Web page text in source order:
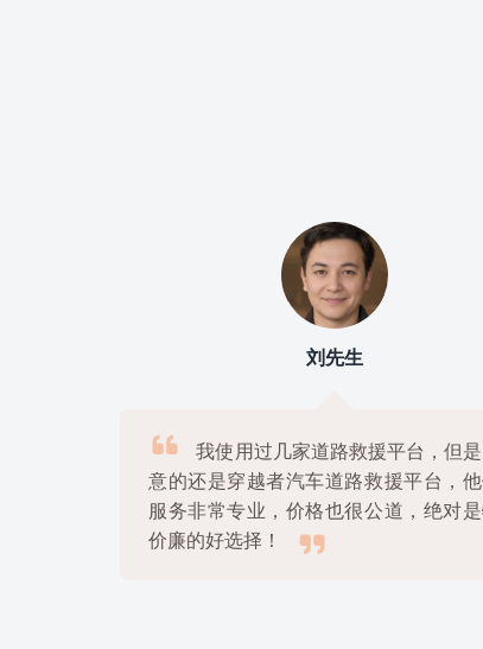
刘先生

我使用过几家道路救援平台，但是最
意的还是穿越者汽车道路救援平台，他们
服务非常专业，价格也很公道，绝对是物
价廉的好选择！
